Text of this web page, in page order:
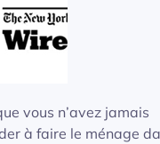
vous n’avez jamais
à faire le ménage